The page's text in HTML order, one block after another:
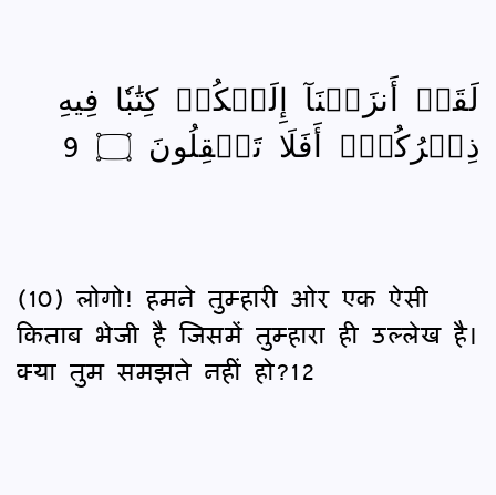
لَقَدۡ أَنزَلۡنَآ إِلَيۡكُمۡ كِتَٰبٗا فِيهِ
ذِكۡرُكُمۡۚ أَفَلَا تَعۡقِلُونَ ۝ 9
(10) लोगो! हमने तुम्हारी ओर एक ऐसी
किताब भेजी है जिसमें तुम्हारा ही उल्लेख है।
क्या तुम समझते नहीं हो?12